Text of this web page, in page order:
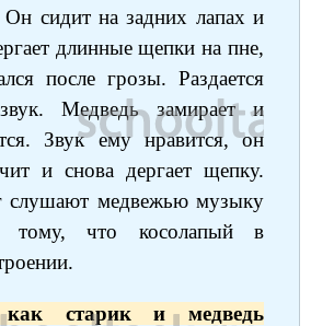
Он сидит на задних лапах и
длинные щепки на пне,
после грозы. Раздается
Медведь замирает и
Звук ему нравится, он
и снова дергает щепку.
слушают медвежью музыку
тому, что косолапый в
старик и медведь